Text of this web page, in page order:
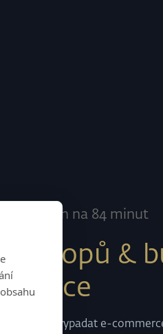
poslech na 84 minut
e-shopů &
Jak bude vypadat e-